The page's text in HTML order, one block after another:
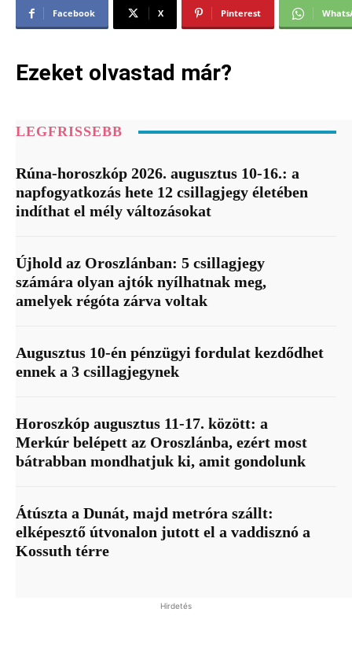
Facebook X Pinterest
Ezeket olvastad már?
LEGFRISSEBB
Rúna-horoszkóp 2026. augusztus 10-16.: a
napfogyatkozás hete 12 csillagjegy életében
indíthat el mély változásokat
Újhold az Oroszlánban: 5 csillagjegy
számára olyan ajtók nyílhatnak meg,
amelyek régóta zárva voltak
Augusztus 10-én pénzügyi fordulat kezdődhet
ennek a 3 csillagjegynek
Horoszkóp augusztus 11-17. között: a
Merkúr belépett az Oroszlánba, ezért most
bátrabban mondhatjuk ki, amit gondolunk
Átúszta a Dunát, majd metróra szállt:
elképesztő útvonalon jutott el a vaddisznó a
Kossuth térre
Hirdetés